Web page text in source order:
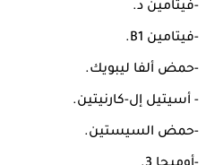
-فيتامين د.
-فيتامين B1.
-حمض ألفا ليبويك.
- أسيتيل إل-كارنيتين.
-حمض السيستين.